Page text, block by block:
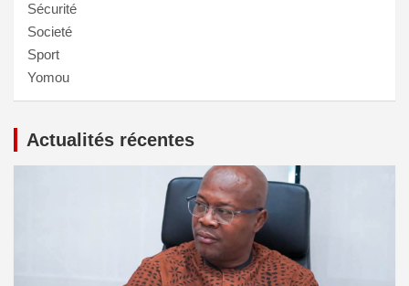
Sécurité
Societé
Sport
Yomou
Actualités récentes